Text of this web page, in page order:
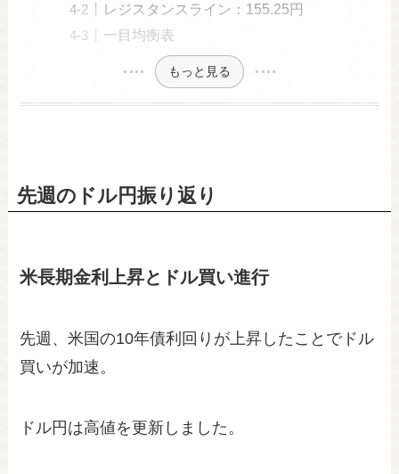
レジスタンスライン：155.25円
一目均衡表
もっと見る
先週のドル円振り返り
米長期金利上昇とドル買い進行
先週、米国の10年債利回りが上昇したことでドル
買いが加速。
ドル円は高値を更新しました。